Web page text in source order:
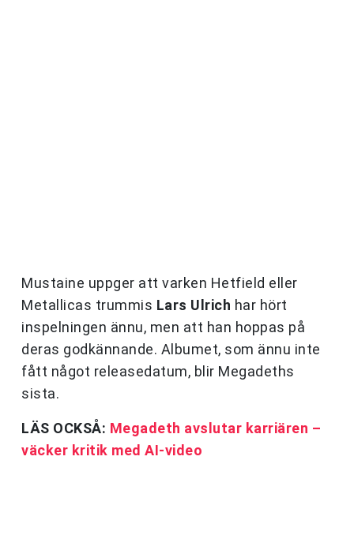
Mustaine uppger att varken Hetfield eller
Metallicas trummis Lars Ulrich har hört
inspelningen ännu, men att han hoppas på
deras godkännande. Albumet, som ännu inte
fått något releasedatum, blir Megadeths
sista.
LÄS OCKSÅ: Megadeth avslutar karriären –
väcker kritik med AI-video